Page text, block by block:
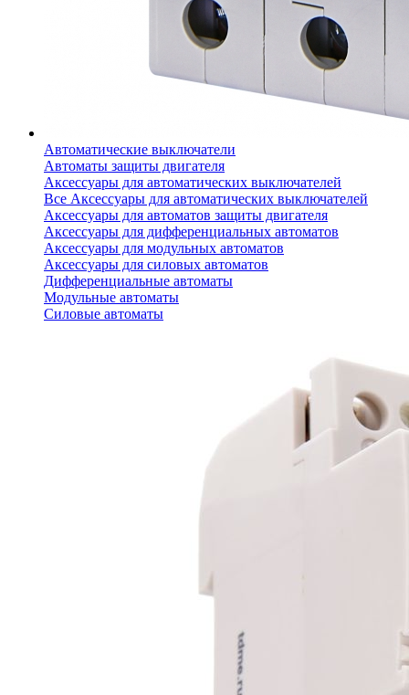
Автоматические выключатели
Автоматы защиты двигателя
Аксессуары для автоматических выключателей
Все Аксессуары для автоматических выключателей
Аксессуары для автоматов защиты двигателя
Аксессуары для дифференциальных автоматов
Аксессуары для модульных автоматов
Аксессуары для силовых автоматов
Дифференциальные автоматы
Модульные автоматы
Силовые автоматы